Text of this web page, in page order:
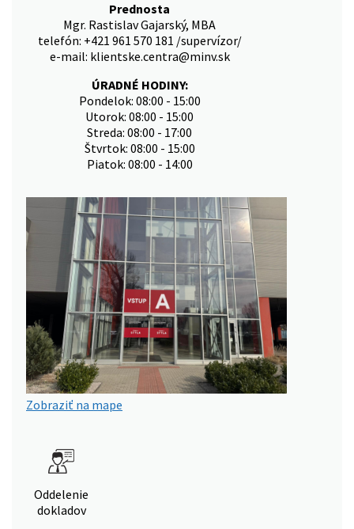
Prednosta
Mgr. Rastislav Gajarský, MBA
telefón: +421 961 570 181 /supervízor/
e-mail: klientske.centra@minv.sk
ÚRADNÉ HODINY:
Pondelok: 08:00 - 15:00
Utorok: 08:00 - 15:00
Streda: 08:00 - 17:00
Štvrtok: 08:00 - 15:00
Piatok: 08:00 - 14:00
Zobraziť na mape
Oddelenie
dokladov